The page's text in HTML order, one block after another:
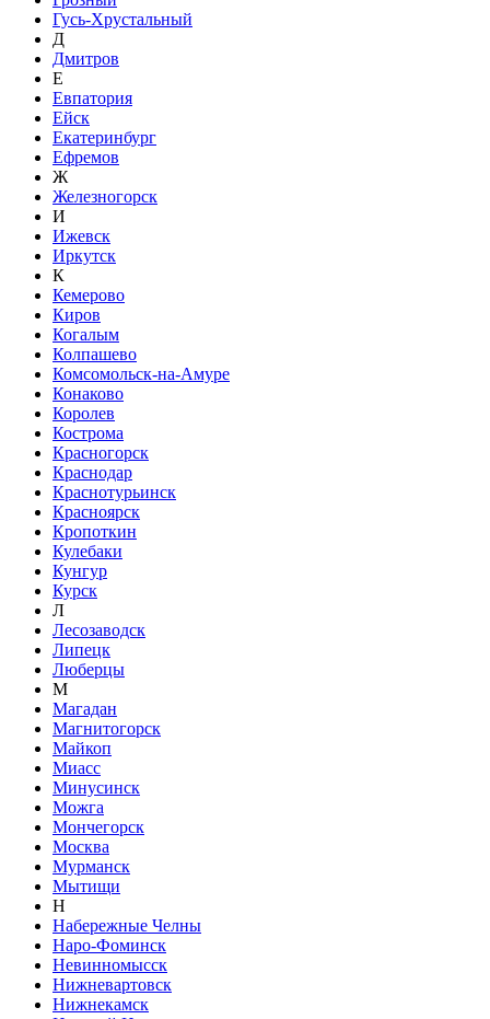
Гусь-Хрустальный
Д
Дмитров
Е
Евпатория
Ейск
Екатеринбург
Ефремов
Ж
Железногорск
И
Ижевск
Иркутск
К
Кемерово
Киров
Когалым
Колпашево
Комсомольск-на-Амуре
Конаково
Королев
Кострома
Красногорск
Краснодар
Краснотурьинск
Красноярск
Кропоткин
Кулебаки
Кунгур
Курск
Л
Лесозаводск
Липецк
Люберцы
М
Магадан
Магнитогорск
Майкоп
Миасс
Минусинск
Можга
Мончегорск
Москва
Мурманск
Мытищи
Н
Набережные Челны
Наро-Фоминск
Невинномысск
Нижневартовск
Нижнекамск